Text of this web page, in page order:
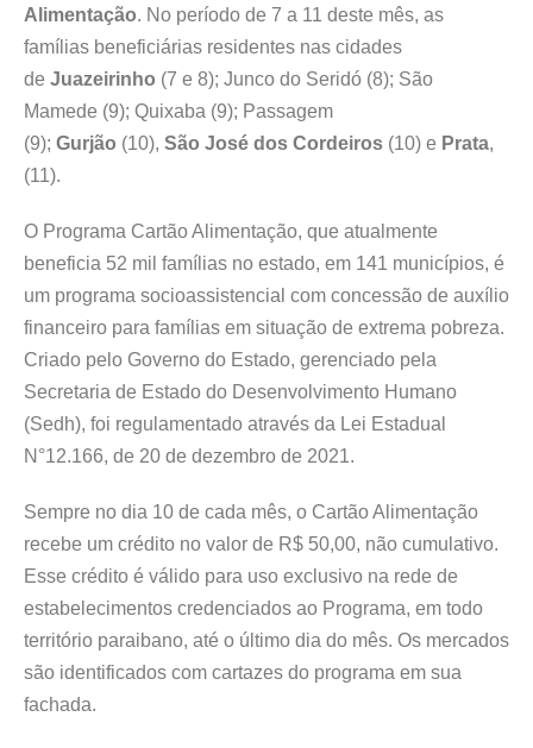
Alimentação. No período de 7 a 11 deste mês, as
famílias beneficiárias residentes nas cidades
de Juazeirinho (7 e 8); Junco do Seridó (8); São
Mamede (9); Quixaba (9); Passagem
(9); Gurjão (10), São José dos Cordeiros (10) e Prata,
(11).
O Programa Cartão Alimentação, que atualmente
beneficia 52 mil famílias no estado, em 141 municípios, é
um programa socioassistencial com concessão de auxílio
financeiro para famílias em situação de extrema pobreza.
Criado pelo Governo do Estado, gerenciado pela
Secretaria de Estado do Desenvolvimento Humano
(Sedh), foi regulamentado através da Lei Estadual
N°12.166, de 20 de dezembro de 2021.
Sempre no dia 10 de cada mês, o Cartão Alimentação
recebe um crédito no valor de R$ 50,00, não cumulativo.
Esse crédito é válido para uso exclusivo na rede de
estabelecimentos credenciados ao Programa, em todo
território paraibano, até o último dia do mês. Os mercados
são identificados com cartazes do programa em sua
fachada.